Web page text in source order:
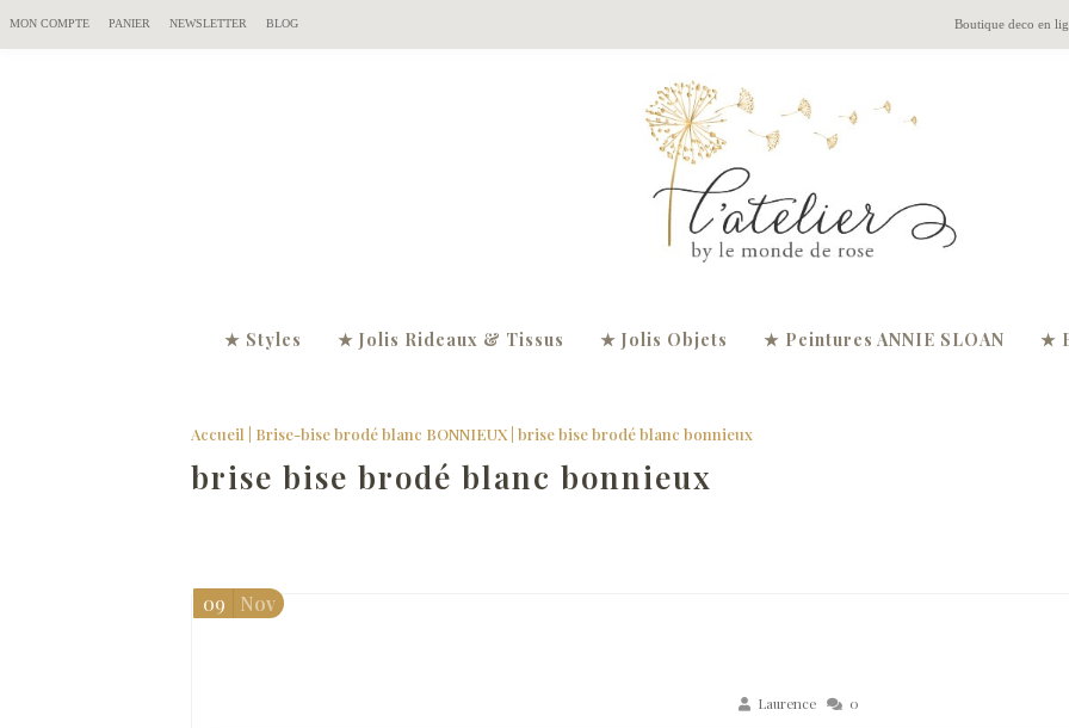
Boutique deco en
MON COMPTE PANIER NEWSLETTER BLOG
★ Styles ★ Jolis Rideaux & Tissus ★ Jolis Objets ★ Peintures ANNIE SLOAN ★
Accueil Brise-bise brodé blanc BONNIEUX brise bise brodé blanc bonnieux
brise bise brodé blanc bonnieux
Laurence 0
09 Nov